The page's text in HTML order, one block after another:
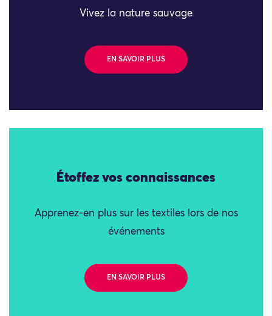
Vivez la nature sauvage
EN SAVOIR PLUS
Étoffez vos connaissances
Apprenez-en plus sur les textiles lors de nos
événements
EN SAVOIR PLUS